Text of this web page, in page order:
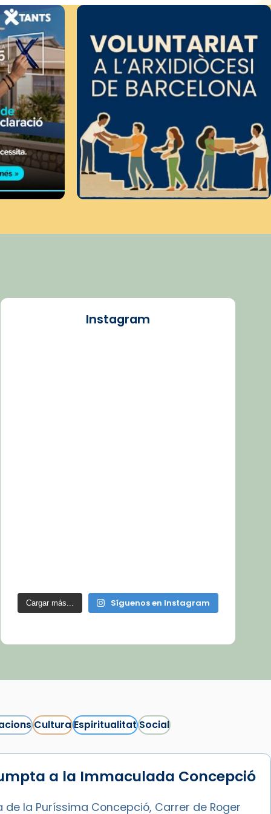
Instagram
Cargar más... Síguenos en Instagram
CulturaEspiritualitatSocial
a la Immaculada Concepció
de la Puríssima Concepció, Carrer de Roger